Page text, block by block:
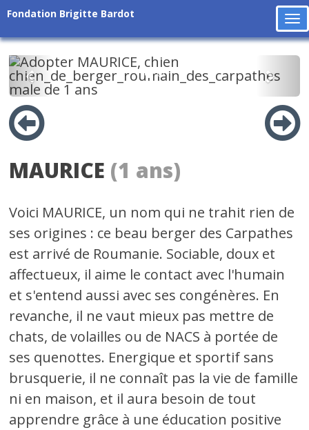
Fondation Brigitte Bardot
Précédent
MAURICE (1 ans)
Voici MAURICE, un nom qui ne trahit rien de
ses origines : ce beau berger des Carpathes
est arrivé de Roumanie. Sociable, doux et
affectueux, il aime le contact avec l'humain
et s'entend aussi avec ses congénères. En
revanche, il ne vaut mieux pas mettre de
chats, de volailles ou de NACS à portée de
ses quenottes. Energique et sportif sans
brusquerie, il ne connaît pas la vie de famille
ni en maison, et il aura besoin de tout
apprendre grâce à une éducation positive